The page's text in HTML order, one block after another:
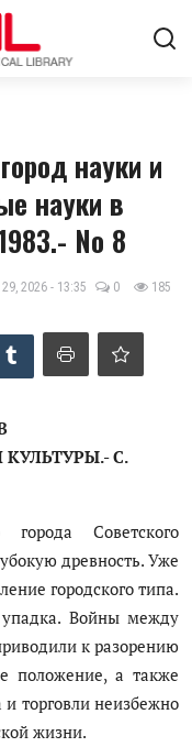
науки и
науки в
No 8
2026 - 13:35 0 185
С.
Советского
древность. Уже
городского типа.
Войны между
к разорению
положение, а также
торговли неизбежно
жизни.